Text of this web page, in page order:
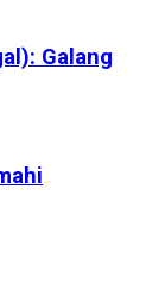
Galang